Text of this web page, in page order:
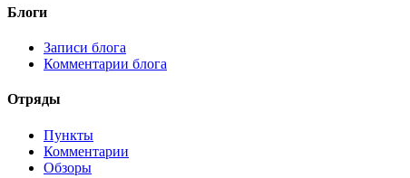
Блоги
Записи блога
Комментарии блога
Отряды
Пункты
Комментарии
Обзоры